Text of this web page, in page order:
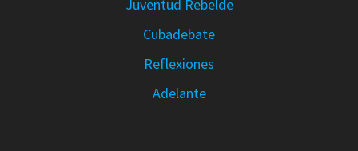
Juventud Rebelde
Cubadebate
Reflexiones
Adelante